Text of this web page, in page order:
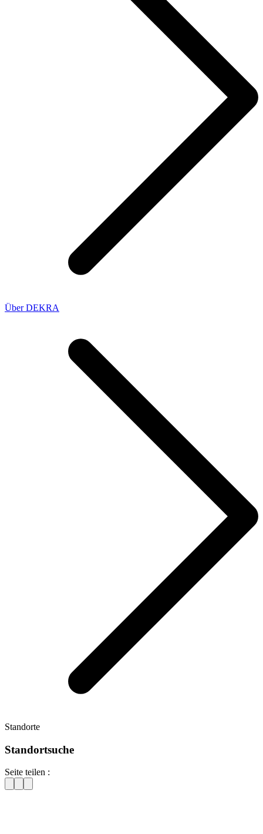
Über DEKRA
Standorte
Standortsuche
Seite teilen :